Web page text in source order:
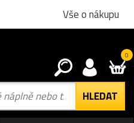
Vše o nákupu
0